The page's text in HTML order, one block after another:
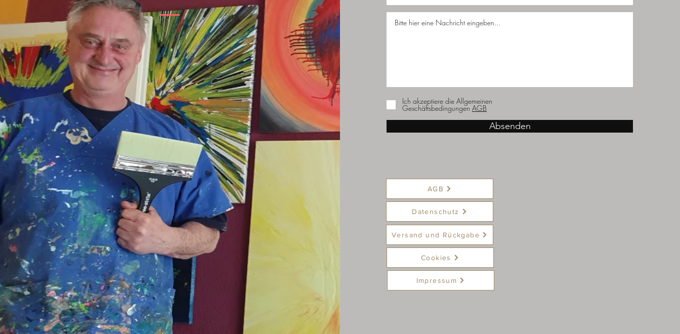
Ich akzeptiere die Allgemeinen
Geschäftsbedingungen AGB
Absenden
AGB
Datenschutz
Versand und Rückgabe
Cookies
Impressum